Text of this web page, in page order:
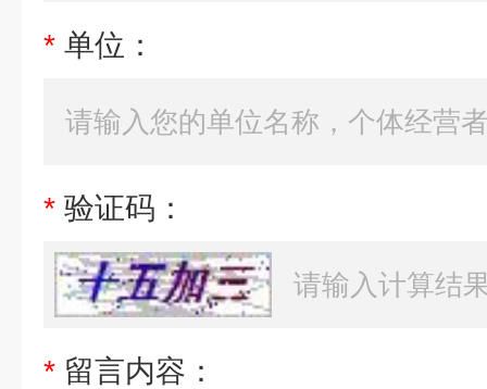
* 单位：
* 验证码：
* 留言内容：